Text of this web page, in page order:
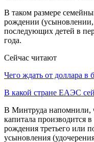
В таком размере
рождении (усыновлении,
последующих детей в
года.
Сейчас читают
Чего ждать от доллара в
В какой стране ЕАЭС
В Минтруда напомнили,
капитала производится
рождения третьего или
усыновления